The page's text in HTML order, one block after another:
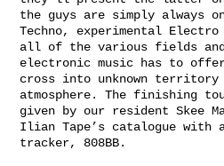
the guys are simply always
Techno, experimental
all of the various fields and
electronic music has to
cross into unknown territory
atmosphere. The finishing
given by our resident Skee
Ilian Tape’s catalogue with
tracker, 808BB.